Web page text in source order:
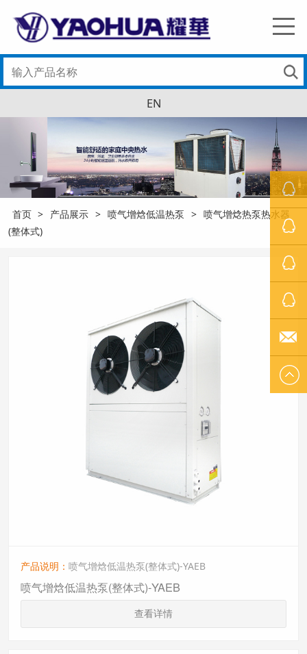
EN
首页 > 产品展示 > 喷气增焓低温热泵 > 喷气增焾热泵热水器
(整体式)
产品说明：喷气增焓低温热泵(整体式)-YAEB
喷气增焓低温热泵(整体式)-YAEB
查看详情
罗经理
萧先生
冯小姐
李小姐
EMAIL